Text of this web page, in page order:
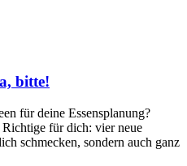
bitte!
für deine Essensplanung?
für dich: vier neue
schmecken, sondern auch ganz